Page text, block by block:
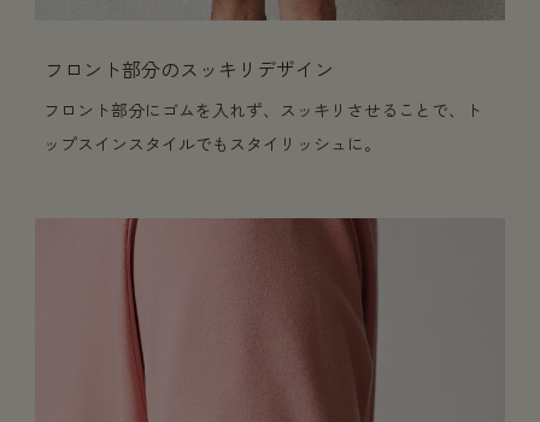
フロント部分のスッキリデザイン
フロント部分にゴムを入れず、スッキリさせることで、ト
ップスインスタイルでもスタイリッシュに。